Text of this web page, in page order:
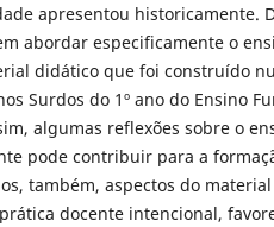
apresentou historicamente.
abordar especificamente o
didático que foi construído
Surdos do 1º ano do Ensino
algumas reflexões sobre o
pode contribuir para a
também, aspectos do
docente intencional,